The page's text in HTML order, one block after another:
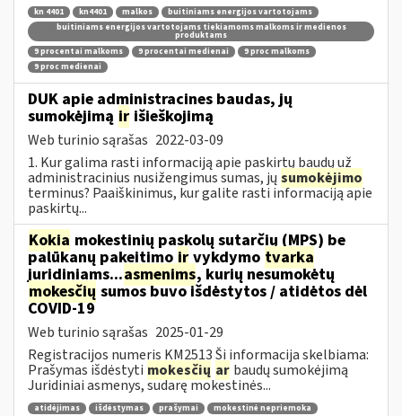
kn 4401 kn4401 malkos
buitiniams energijos vartotojams
buitiniams energijos vartotojams tiekiamoms malkoms ir medienos
produktams
9 procentai malkoms
9 procentai medienai
9 proc malkoms
9 proc medienai
DUK apie administracines baudas, jų
sumokėjimą ir išieškojimą
Web turinio sąrašas 2022-03-09
1. Kur galima rasti informaciją apie paskirtų baudų už
administracinius nusižengimus sumas, jų sumokėjimo
terminus? Paaiškinimus, kur galite rasti informaciją apie
paskirtų...
Kokia mokestinių paskolų sutarčių (MPS) be
palūkanų pakeitimo ir vykdymo tvarka
juridiniams...asmenims, kurių nesumokėtų
mokesčių sumos buvo išdėstytos / atidėtos dėl
COVID-19
Web turinio sąrašas 2025-01-29
Registracijos numeris KM2513 Ši informacija skelbiama:
Prašymas išdėstyti mokesčių ar baudų sumokėjimą
Juridiniai asmenys, sudarę mokestinės...
atidėjimas išdėstymas prašymai
mokestinė nepriemoka